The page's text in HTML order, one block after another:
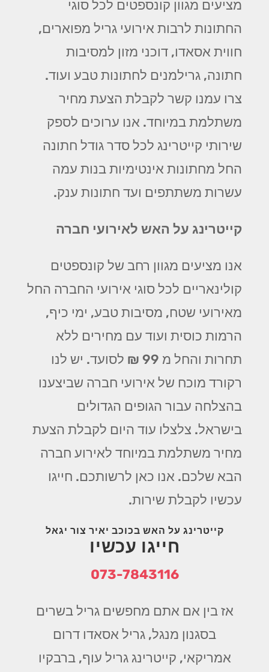
מציעים מגוון קונספטים לכל סוגי
החתונות לרבות אירועי גריל מפוארים,
חווית אסאדו, דוכני מזון למסיבות
חתונה, גרילמנים לחתונות טבע ועוד.
צרו עמנו קשר לקבלת הצעת מחיר
משתלמת במיוחד. אנו ערוכים לספק
שירותי קייטרינג לכל סדר גודל חתונה
החל מחתונות אינטימיות בנות עמה
עשרות משתתפים ועד חתונות ענק.
קייטרינג על האש לאירועי חברה
אנו מציעים מגוון רחב של קונספטים
קולינאריים לכל סוגי אירועי החברה החל
מאירועי שטח, מסיבות טבע, ימי כיף,
הרמות כוסית ועוד עם מחירים ללא
תחרות והחל מ 99 ₪ לסועד. יש לנו
רקורד מוכח של אירועי חברה שביצענו
בהצלחה עבור הגופים הגדולים
בישראל. צלצלו עוד היום לקבלת הצעת
מחיר משתלמת במיוחד לאירוע חברה
הבא שלכם. אנו כאן לרשותכם. חייגו
עכשיו לקבלת שירות.
קייטרינג על האש בכוכב יאיר צור יגאל
חייגו עכשיו
073-7843116
אז בין אם אתם מחפשים גריל בשרים
בסגנון מנגל, גריל אסאדו דרום
אמריקאי, קייטרינג גריל עוף, ברבקיו